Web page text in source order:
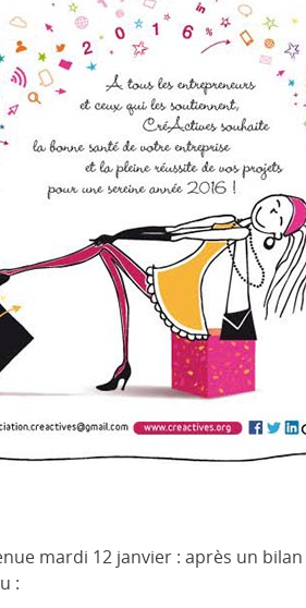
mardi 12 janvier : après un
: